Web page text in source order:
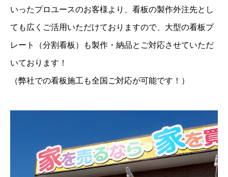
いったプロユースのお客様より、看板の製作外注先とし
ても広くご活用いただけておりますので、大型の看板プ
レート（分割看板）も製作・納品とご対応させていただ
いております！
（弊社での看板施工も全国ご対応が可能です！）